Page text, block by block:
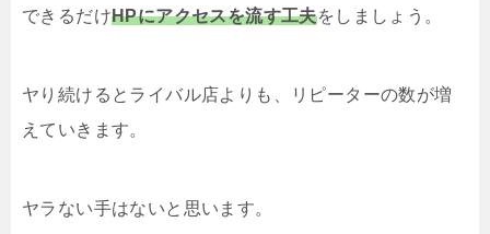
できるだけHPにアクセスを流す工夫をしましょう。
ヤり続けるとライバル店よりも、リピーターの数が増
えていきます。
ヤラない手はないと思います。